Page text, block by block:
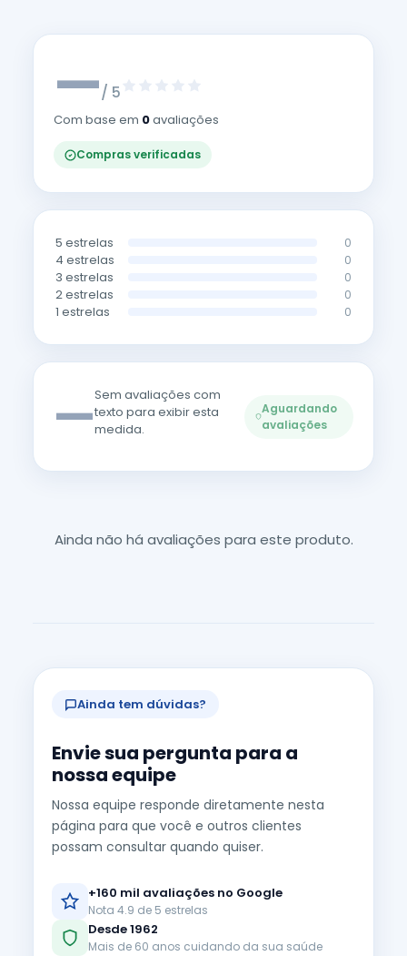
—/ 5
Com base em 0avaliações
Compras verificadas
5 estrelas 0
4 estrelas 0
3 estrelas 0
2 estrelas 0
1 estrelas 0
—Sem avaliações com
texto para exibir esta
medida.
Aguardando
avaliações
Ainda não há avaliações para este produto.
Ainda tem dúvidas?
Envie sua pergunta para a
nossa equipe
Nossa equipe responde diretamente nesta
página para que você e outros clientes
possam consultar quando quiser.
+160 mil avaliações no Google
Nota 4.9 de 5 estrelas
Desde 1962
Mais de 60 anos cuidando da sua saúde